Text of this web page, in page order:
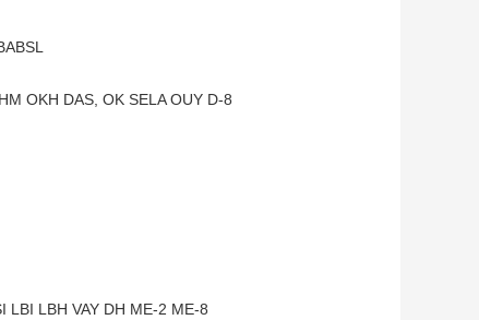
OKH DAS, OK SELA OUY D-8
LBI LBH VAY DH ME-2 ME-8